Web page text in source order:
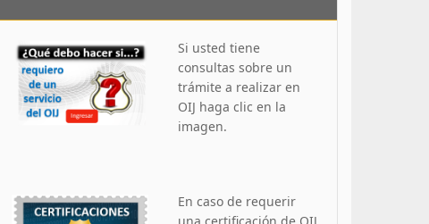
Si usted tiene
consultas sobre un
trámite a realizar en
OIJ haga clic en la
imagen.
En caso de requerir